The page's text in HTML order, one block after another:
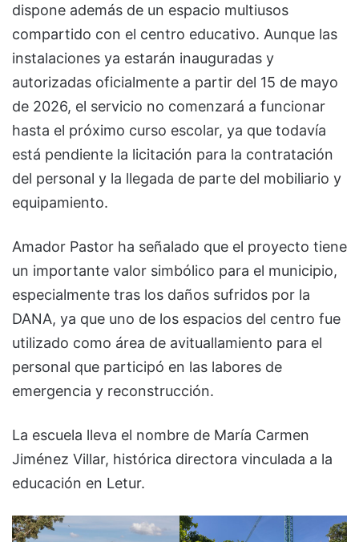
dispone además de un espacio multiusos
compartido con el centro educativo. Aunque las
instalaciones ya estarán inauguradas y
autorizadas oficialmente a partir del 15 de mayo
de 2026, el servicio no comenzará a funcionar
hasta el próximo curso escolar, ya que todavía
está pendiente la licitación para la contratación
del personal y la llegada de parte del mobiliario y
equipamiento.
Amador Pastor ha señalado que el proyecto tiene
un importante valor simbólico para el municipio,
especialmente tras los daños sufridos por la
DANA, ya que uno de los espacios del centro fue
utilizado como área de avituallamiento para el
personal que participó en las labores de
emergencia y reconstrucción.
La escuela lleva el nombre de María Carmen
Jiménez Villar, histórica directora vinculada a la
educación en Letur.